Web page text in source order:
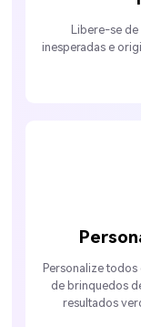
Libere-se
inesperadas e
Personalize
de brinquedos
resultados